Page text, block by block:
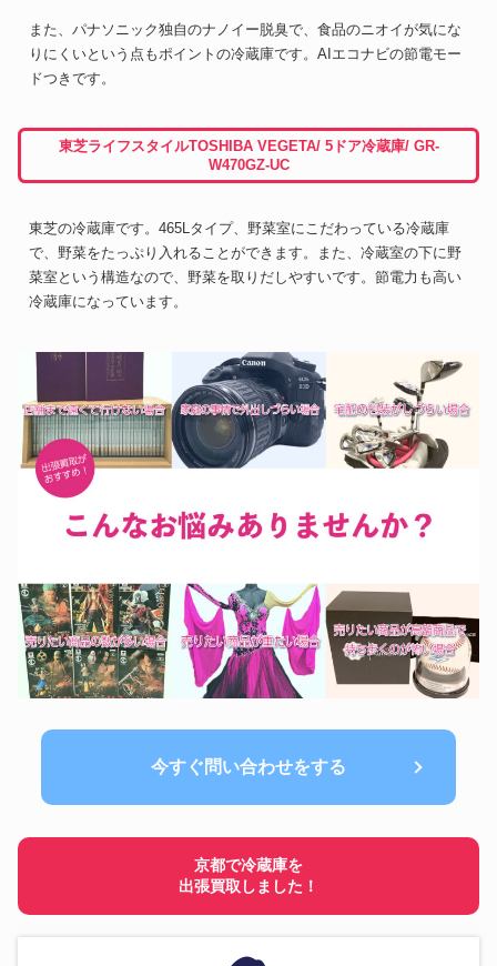
また、パナソニック独自のナノイー脱臭で、食品のニオイが気にな
りにくいという点もポイントの冷蔵庫です。AIエコナビの節電モー
ドつきです。
東芝ライフスタイルTOSHIBA VEGETA/ 5ドア冷蔵庫/ GR-
W470GZ-UC
東芝の冷蔵庫です。465Lタイプ、野菜室にこだわっている冷蔵庫
で、野菜をたっぷり入れることができます。また、冷蔵室の下に野
菜室という構造なので、野菜を取りだしやすいです。節電力も高い
冷蔵庫になっています。
今すぐ問い合わせをする
京都で冷蔵庫を
出張買取しました！